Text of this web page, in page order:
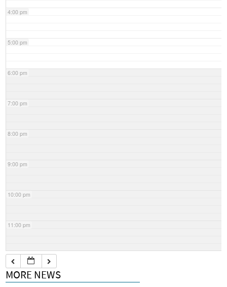
4:00 pm
5:00 pm
6:00 pm
7:00 pm
8:00 pm
9:00 pm
10:00 pm
11:00 pm
MORE NEWS